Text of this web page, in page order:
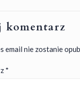
komentarz
email nie zostanie
*